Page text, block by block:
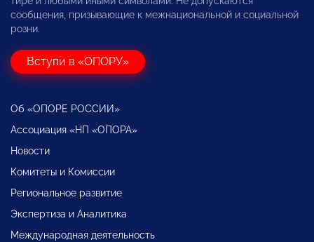
сообщения, призывающие к межнациональной и социальной
розни.
Вступи в «ОПОРУ»
Об «ОПОРЕ РОССИИ»
Ассоциация «НП «ОПОРА»
Новости
Комитеты и Комиссии
Региональное развитие
Экспертиза и Аналитика
Международная деятельность